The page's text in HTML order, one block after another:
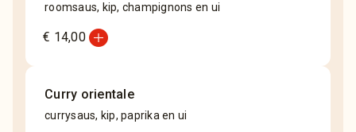
roomsaus, kip, champignons en ui
€ 14,00add_circle
Curry orientale
currysaus, kip, paprika en ui